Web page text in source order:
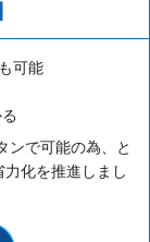
可能
ンで可能の為、と
化を推進しまし